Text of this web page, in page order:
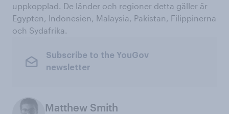
uppkopplad. De länder och regioner detta gäller är
Egypten, Indonesien, Malaysia, Pakistan, Filippinerna
och Sydafrika.
Subscribe to the YouGov
newsletter
Matthew Smith